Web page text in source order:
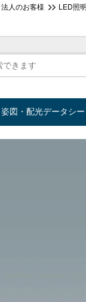
法人のお客様 LED照明
図・配光データシ